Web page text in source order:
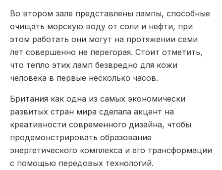
Во втором зале представлены лампы, способные
очищать морскую воду от соли и нефти, при
этом работать они могут на протяжении семи
лет совершенно не перегорая. Стоит отметить,
что тепло этих ламп безвредно для кожи
человека в первые несколько часов.
Британия как одна из самых экономически
развитых стран мира сделала акцент на
креативности современного дизайна, чтобы
продемонстрировать образование
энергетического комплекса и его трансформации
с помощью передовых технологий.